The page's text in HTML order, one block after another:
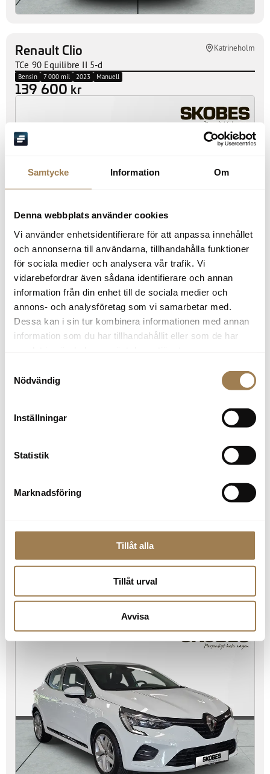
Samtycke Information Om
Denna webbplats använder cookies
Vi använder enhetsidentifierare för att anpassa innehållet
och annonserna till användarna, tillhandahålla funktioner
för sociala medier och analysera vår trafik. Vi
vidarebefordrar även sådana identifierare och annan
information från din enhet till de sociala medier och
annons- och analysföretag som vi samarbetar med.
Dessa kan i sin tur kombinera informationen med annan
information som du har tillhandahållit eller som de har
Nödvändig
Inställningar
Statistik
Marknadsföring
Tillåt alla
Tillåt urval
Avvisa
Renault Clio
TCe 90 Equilibre II 5-d
Katrineholm
Bensin 7 000 mil 2023 Manuell
139 600 kr
Renault Clio
TCe 90 Equilibre II 5-d
Katrineholm
Bensin 6 136 mil 2023 Manuell
Renault Clio Katrineholm
Bensin 7 961 mil 2023 Manuell